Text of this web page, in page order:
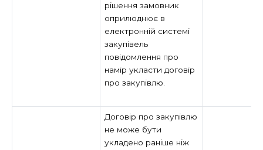
рішення замовник
оприлюднює в
електронній системі
закупівель
повідомлення про
намір укласти договір
про закупівлю.
Договір про закупівлю
не може бути
укладено раніше ніж